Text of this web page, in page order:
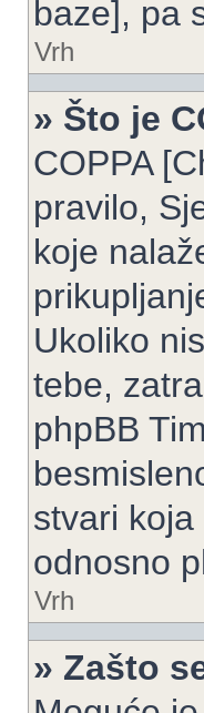
baze], pa
Vrh
» Što je
COPPA
pravilo,
koje
Ukoliko
tebe,
phpBB
stvari
odnosno
Vrh
» Zašto